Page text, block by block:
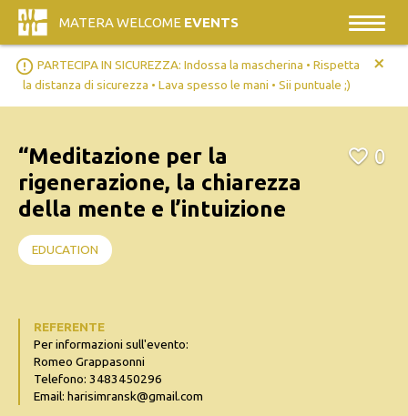
MATERA WELCOME EVENTS
error_outline PARTECIPA IN SICUREZZA: Indossa la mascherina • Rispetta
la distanza di sicurezza • Lava spesso le mani • Sii puntuale ;)
+
“Meditazione per la
rigenerazione, la chiarezza
della mente e l’intuizione
0
EDUCATION
REFERENTE
Per informazioni sull'evento:
Romeo Grappasonni
Telefono: 3483450296
Email: harisimransk@gmail.com